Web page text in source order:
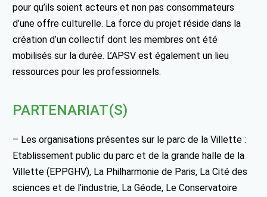
pour qu’ils soient acteurs et non pas consommateurs
d’une offre culturelle. La force du projet réside dans la
création d’un collectif dont les membres ont été
mobilisés sur la durée. L’APSV est également un lieu
ressources pour les professionnels.
PARTENARIAT(S)
– Les organisations présentes sur le parc de la Villette :
Etablissement public du parc et de la grande halle de la
Villette (EPPGHV), La Philharmonie de Paris, La Cité des
sciences et de l’industrie, La Géode, Le Conservatoire